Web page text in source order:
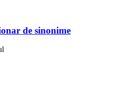
de sinonime